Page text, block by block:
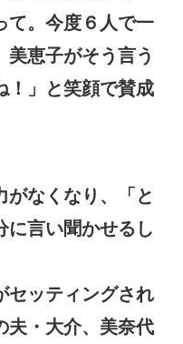
て。今度６人で一
美恵子がそう言う
！」と笑顔で賛成
がなくなり、「と
に言い聞かせるし
セッティングされ
夫・大介、美奈代